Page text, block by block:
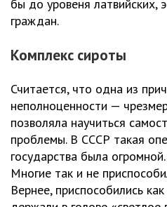
бы до уровеня латвийских,
граждан.
Комплекс сироты
Считается, что одна из
неполноценности —
позволяла научиться
проблемы. В СССР такая
государства была
Многие так и не
Вернее, приспособились